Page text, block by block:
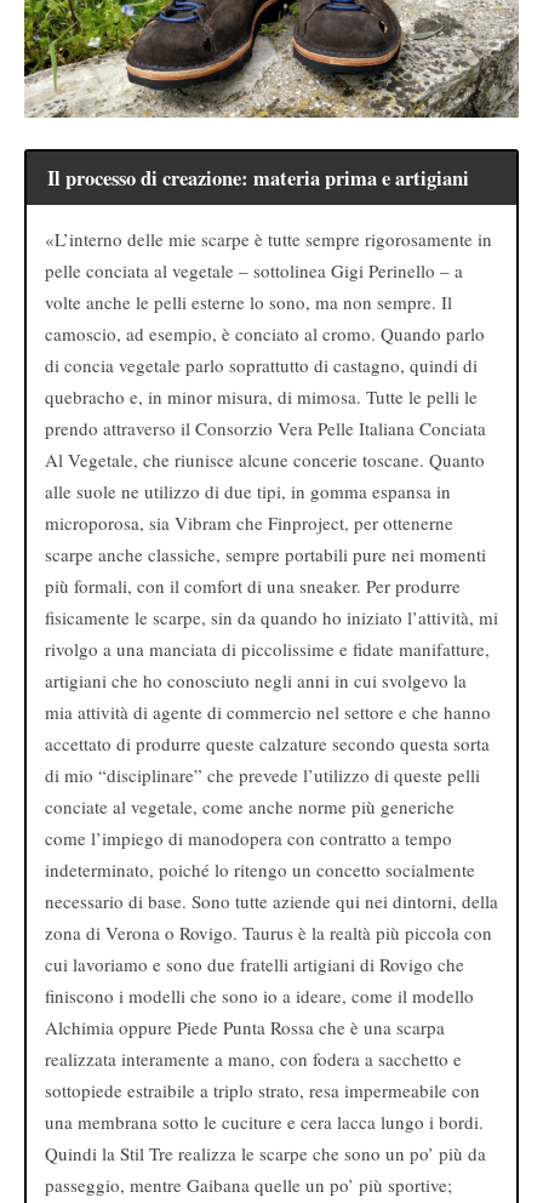
Il processo di creazione: materia prima e artigiani
«L’interno delle mie scarpe è tutte sempre rigorosamente in
pelle conciata al vegetale – sottolinea Gigi Perinello – a
volte anche le pelli esterne lo sono, ma non sempre. Il
camoscio, ad esempio, è conciato al cromo. Quando parlo
di concia vegetale parlo soprattutto di castagno, quindi di
quebracho e, in minor misura, di mimosa. Tutte le pelli le
prendo attraverso il Consorzio Vera Pelle Italiana Conciata
Al Vegetale, che riunisce alcune concerie toscane. Quanto
alle suole ne utilizzo di due tipi, in gomma espansa in
microporosa, sia Vibram che Finproject, per ottenerne
scarpe anche classiche, sempre portabili pure nei momenti
più formali, con il comfort di una sneaker. Per produrre
fisicamente le scarpe, sin da quando ho iniziato l’attività, mi
rivolgo a una manciata di piccolissime e fidate manifatture,
artigiani che ho conosciuto negli anni in cui svolgevo la
mia attività di agente di commercio nel settore e che hanno
accettato di produrre queste calzature secondo questa sorta
di mio “disciplinare” che prevede l’utilizzo di queste pelli
conciate al vegetale, come anche norme più generiche
come l’impiego di manodopera con contratto a tempo
indeterminato, poiché lo ritengo un concetto socialmente
necessario di base. Sono tutte aziende qui nei dintorni, della
zona di Verona o Rovigo. Taurus è la realtà più piccola con
cui lavoriamo e sono due fratelli artigiani di Rovigo che
finiscono i modelli che sono io a ideare, come il modello
Alchimia oppure Piede Punta Rossa che è una scarpa
realizzata interamente a mano, con fodera a sacchetto e
sottopiede estraibile a triplo strato, resa impermeabile con
una membrana sotto le cuciture e cera lacca lungo i bordi.
Quindi la Stil Tre realizza le scarpe che sono un po’ più da
passeggio, mentre Gaibana quelle un po’ più sportive;